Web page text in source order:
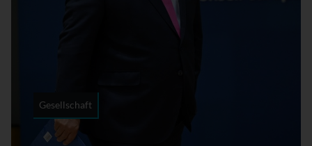
Gesellschaft